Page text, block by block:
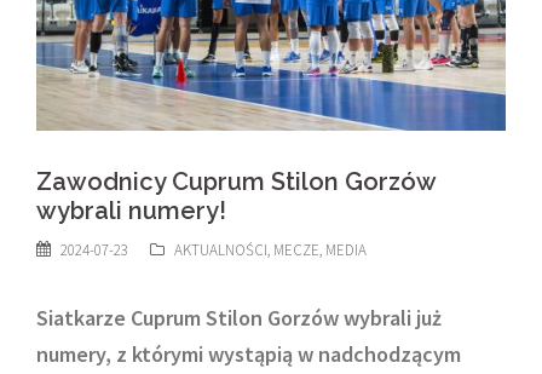
Zawodnicy Cuprum Stilon Gorzów
wybrali numery!
2024-07-23 AKTUALNOŚCI, MECZE, MEDIA
Siatkarze Cuprum Stilon Gorzów wybrali już
numery, z którymi wystąpią w nadchodzącym